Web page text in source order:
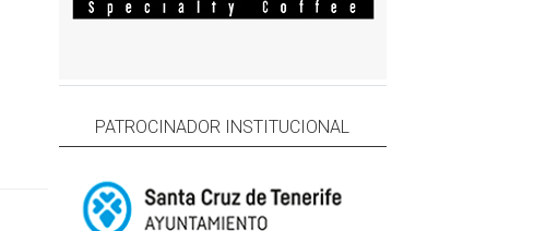
PATROCINADOR INSTITUCIONAL